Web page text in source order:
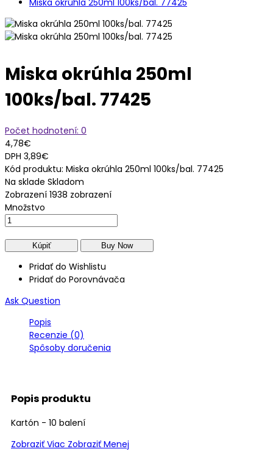
Miska okrúhla 250ml 100ks/bal. 77425
Miska okrúhla 250ml
100ks/bal. 77425
Počet hodnotení: 0
4,78€
DPH 3,89€
Kód produktu: Miska okrúhla 250ml 100ks/bal. 77425
Na sklade Skladom
Zobrazení 1938 zobrazení
Množstvo
Pridať do Wishlistu
Pridať do Porovnávača
Ask Question
Popis
Recenzie (0)
Spôsoby doručenia
Popis produktu
Kartón - 10 balení
Zobraziť Viac Zobraziť Menej